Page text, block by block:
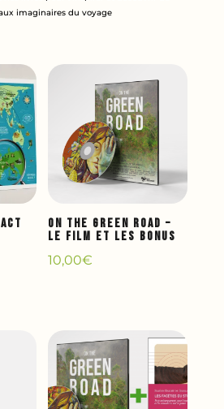
imaginaires du voyage
ON THE GREEN ROAD –
Le Film et les Bonus
10,00€